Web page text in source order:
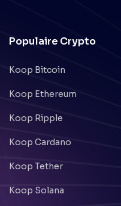
Populaire Crypto
Koop Bitcoin
Koop Ethereum
Koop Ripple
Koop Cardano
Koop Tether
Koop Solana